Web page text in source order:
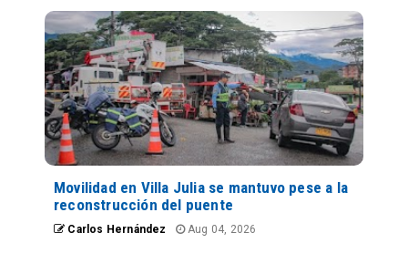
Movilidad en Villa Julia se mantuvo pese a la
reconstrucción del puente
Carlos Hernández Aug 04, 2026